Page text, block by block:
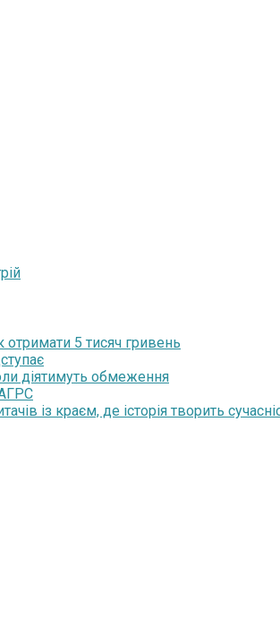
5 тисяч гривень
діятимуть обмеження
із краєм, де історія творить